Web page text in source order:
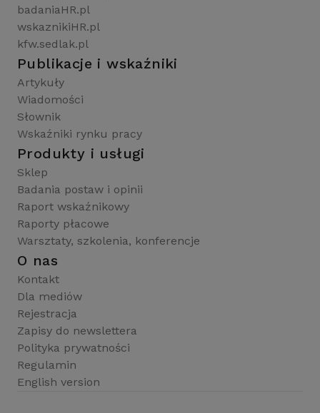
badaniaHR.pl
wskaznikiHR.pl
kfw.sedlak.pl
Publikacje i wskaźniki
Artykuły
Wiadomości
Słownik
Wskaźniki rynku pracy
Produkty i usługi
Sklep
Badania postaw i opinii
Raport wskaźnikowy
Raporty płacowe
Warsztaty, szkolenia, konferencje
O nas
Kontakt
Dla mediów
Rejestracja
Zapisy do newslettera
Polityka prywatności
Regulamin
English version